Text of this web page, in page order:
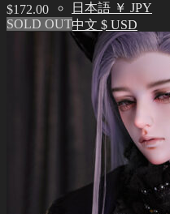
日本語 ￥ JPY
中文 $ USD
한국어 ￦ WON
购物车里没有产品
购物车
$172.00
SOLD OUT